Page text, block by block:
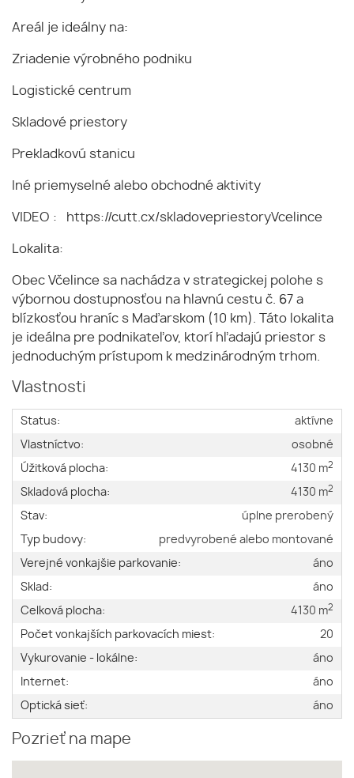
Areál je ideálny na:
Zriadenie výrobného podniku
Logistické centrum
Skladové priestory
Prekladkovú stanicu
Iné priemyselné alebo obchodné aktivity
VIDEO : https://cutt.cx/skladovepriestoryVcelince
Lokalita:
Obec Včelince sa nachádza v strategickej polohe s
výbornou dostupnosťou na hlavnú cestu č. 67 a
blízkosťou hraníc s Maďarskom (10 km). Táto lokalita
je ideálna pre podnikateľov, ktorí hľadajú priestor s
jednoduchým prístupom k medzinárodným trhom.
Vlastnosti
Status:
aktívne
Vlastníctvo:
osobné
Úžitková plocha:
4130 m2
Skladová plocha: 4130 m2
Stav:
úplne prerobený
Typ budovy:
predvyrobené alebo montované
Verejné vonkajšie parkovanie:
áno
Sklad:
áno
Celková plocha:
4130 m2
Počet vonkajších parkovacích miest:
20
Vykurovanie - lokálne:
áno
Internet:
áno
Optická sieť:
áno
Pozrieť na mape